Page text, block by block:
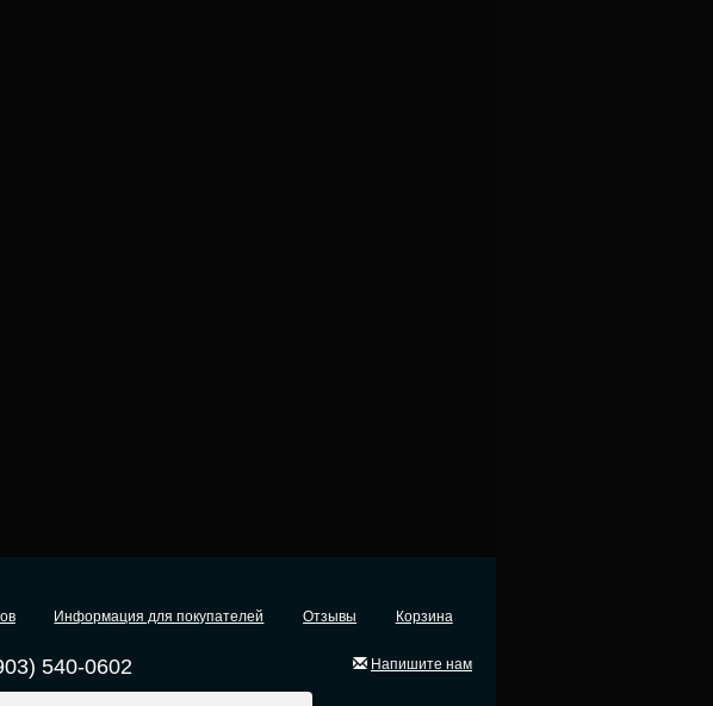
Информация для покупателей Отзывы Корзина
540-0602 Напишите нам